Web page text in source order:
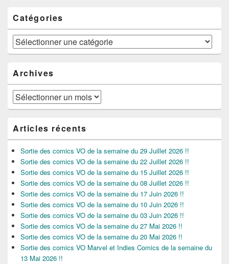
Catégories
Catégories
Archives
Archives
Articles récents
Sortie des comics VO de la semaine du 29 Juillet 2026 !!
Sortie des comics VO de la semaine du 22 Juillet 2026 !!
Sortie des comics VO de la semaine du 15 Juillet 2026 !!
Sortie des comics VO de la semaine du 08 Juillet 2026 !!
Sortie des comics VO de la semaine du 17 Juin 2026 !!
Sortie des comics VO de la semaine du 10 Juin 2026 !!
Sortie des comics VO de la semaine du 03 Juin 2026 !!
Sortie des comics VO de la semaine du 27 Mai 2026 !!
Sortie des comics VO de la semaine du 20 Mai 2026 !!
Sortie des comics VO Marvel et Indies Comics de la semaine du
13 Mai 2026 !!